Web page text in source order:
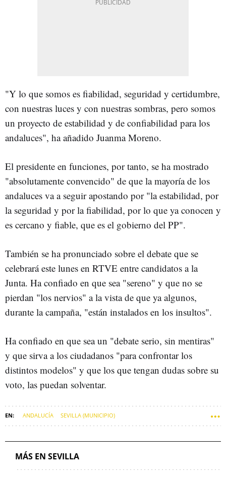
"Y lo que somos es fiabilidad, seguridad y certidumbre,
con nuestras luces y con nuestras sombras, pero somos
un proyecto de estabilidad y de confiabilidad para los
andaluces", ha añadido Juanma Moreno.
El presidente en funciones, por tanto, se ha mostrado
"absolutamente convencido" de que la mayoría de los
andaluces va a seguir apostando por "la estabilidad, por
la seguridad y por la fiabilidad, por lo que ya conocen y
es cercano y fiable, que es el gobierno del PP".
También se ha pronunciado sobre el debate que se
celebrará este lunes en RTVE entre candidatos a la
Junta. Ha confiado en que sea "sereno" y que no se
pierdan "los nervios" a la vista de que ya algunos,
durante la campaña, "están instalados en los insultos".
Ha confiado en que sea un "debate serio, sin mentiras"
y que sirva a los ciudadanos "para confrontar los
distintos modelos" y que los que tengan dudas sobre su
voto, las puedan solventar.
ANDALUCÍA SEVILLA (MUNICIPIO)
VIVIENDAS DE PROTECCIÓN OFICIAL
ELECCIONES ANDALUCÍA 2026
MÁS EN SEVILLA